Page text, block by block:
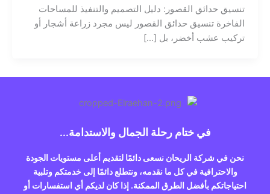
تنسيق حدائق القصور: دليل التصميم والتنفيذ للمساحات
الفاخرة تنسيق حدائق القصور ليس مجرد زراعة أشجار أو
تركيب عشب أخضر، بل […]
في ختام رحلة الجمال والاستدامة...
نحن في شركة الريحان نسعى دائمًا لتقديم أعلى مستويات الجودة
والاحترافية في كل ما نقدمه، ونتطلع دائمًا إلى خدمتكم وتلبية
احتياجاتكم بأفضل الطرق الممكنة. إذا كان لديكم أي استفسارات أو